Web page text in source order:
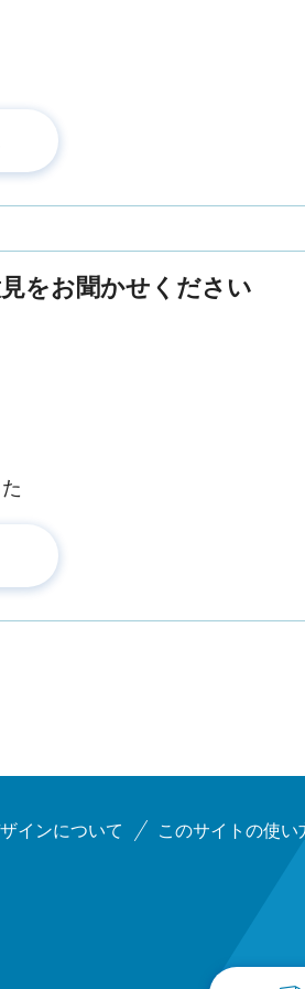
をお聞かせください
インについて このサイトの使い